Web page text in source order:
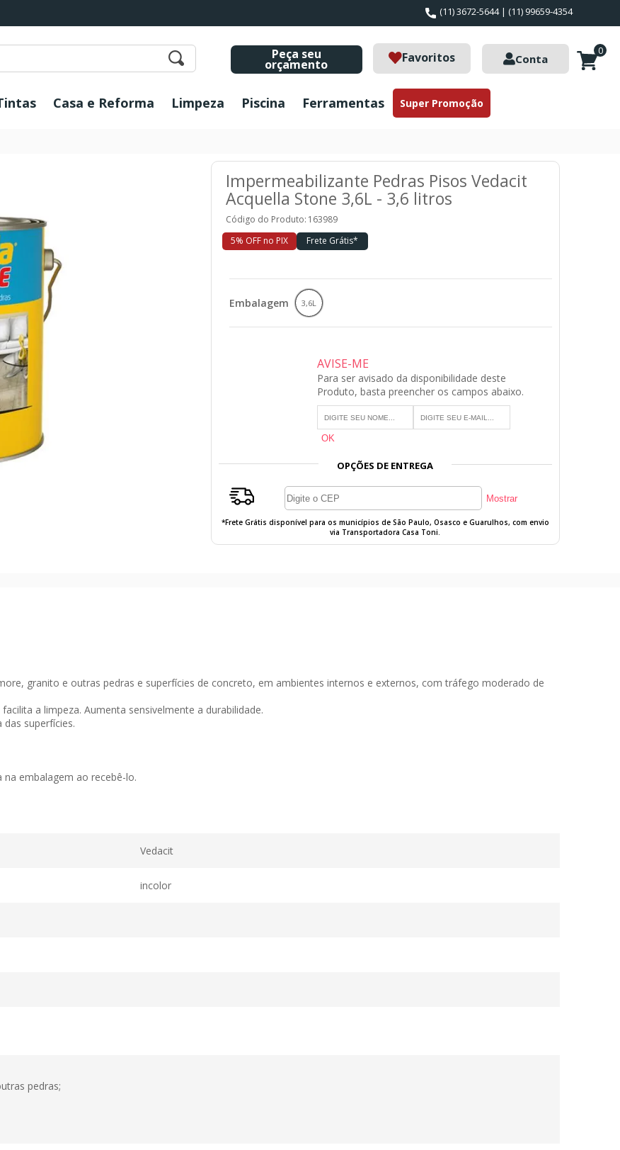
(11) 3672-5644 | (11) 99659-4354
Peça seu
orçamento Favoritos Conta
0
Casa e Reforma Limpeza Piscina Ferramentas Super Promoção
Impermeabilizante Pedras Pisos Vedacit
Acquella Stone 3,6L - 3,6 litros
Código do Produto: 163989
5% OFF no PIX
Frete Grátis*
Embalagem 3,6L
AVISE-ME
Para ser avisado da disponibilidade deste
Produto, basta preencher os campos abaixo.
OPÇÕES DE ENTREGA
*Frete Grátis disponível para os municípios de São Paulo, Osasco e Guarulhos, com envio
via Transportadora Casa Toni.
granito e outras pedras e superfícies de concreto, em ambientes internos e externos, com tráfego moderado de
a limpeza. Aumenta sensivelmente a durabilidade.
superfícies.
embalagem ao recebê-lo.
Vedacit
incolor
pedras;